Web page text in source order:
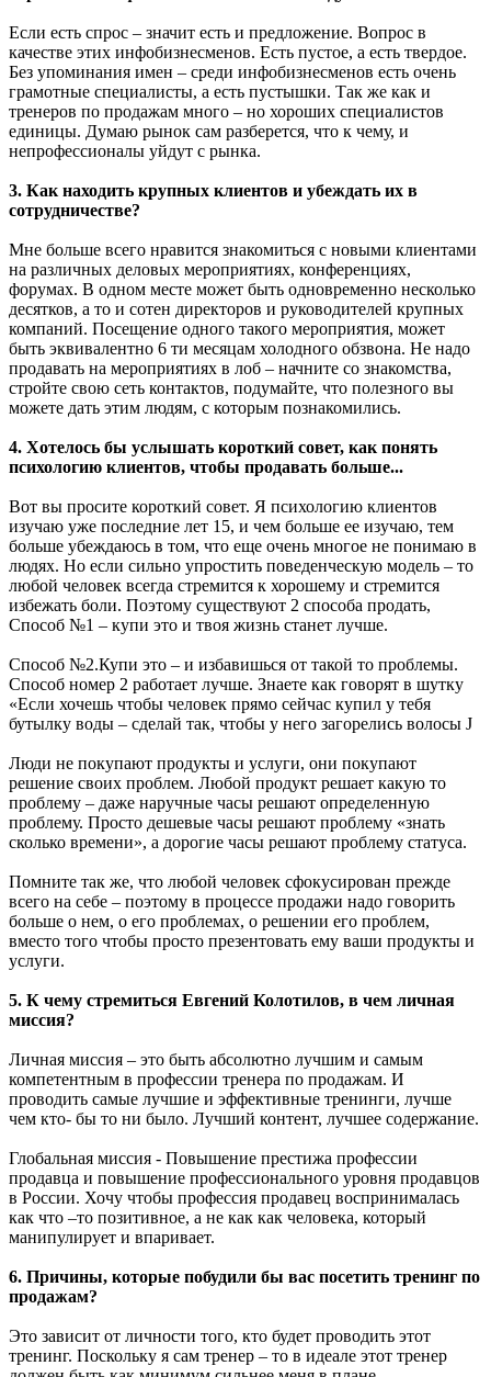
Если есть спрос – значит есть и предложение. Вопрос в
качестве этих инфобизнесменов. Есть пустое, а есть твердое.
Без упоминания имен – среди инфобизнесменов есть очень
грамотные специалисты, а есть пустышки. Так же как и
тренеров по продажам много – но хороших специалистов
единицы. Думаю рынок сам разберется, что к чему, и
непрофессионалы уйдут с рынка.
3. Как находить крупных клиентов и убеждать их в
сотрудничестве?
Мне больше всего нравится знакомиться с новыми клиентами
на различных деловых мероприятиях, конференциях,
форумах. В одном месте может быть одновременно несколько
десятков, а то и сотен директоров и руководителей крупных
компаний. Посещение одного такого мероприятия, может
быть эквивалентно 6 ти месяцам холодного обзвона. Не надо
продавать на мероприятиях в лоб – начните со знакомства,
стройте свою сеть контактов, подумайте, что полезного вы
можете дать этим людям, с которым познакомились.
4. Хотелось бы услышать короткий совет, как понять
психологию клиентов, чтобы продавать больше...
Вот вы просите короткий совет. Я психологию клиентов
изучаю уже последние лет 15, и чем больше ее изучаю, тем
больше убеждаюсь в том, что еще очень многое не понимаю в
людях. Но если сильно упростить поведенческую модель – то
любой человек всегда стремится к хорошему и стремится
избежать боли. Поэтому существуют 2 способа продать,
Способ №1 – купи это и твоя жизнь станет лучше.
Способ №2.Купи это – и избавишься от такой то проблемы.
Способ номер 2 работает лучше. Знаете как говорят в шутку
«Если хочешь чтобы человек прямо сейчас купил у тебя
бутылку воды – сделай так, чтобы у него загорелись волосы J
Люди не покупают продукты и услуги, они покупают
решение своих проблем. Любой продукт решает какую то
проблему – даже наручные часы решают определенную
проблему. Просто дешевые часы решают проблему «знать
сколько времени», а дорогие часы решают проблему статуса.
Помните так же, что любой человек сфокусирован прежде
всего на себе – поэтому в процессе продажи надо говорить
больше о нем, о его проблемах, о решении его проблем,
вместо того чтобы просто презентовать ему ваши продукты и
услуги.
5. К чему стремиться Евгений Колотилов, в чем личная
миссия?
Личная миссия – это быть абсолютно лучшим и самым
компетентным в профессии тренера по продажам. И
проводить самые лучшие и эффективные тренинги, лучше
чем кто- бы то ни было. Лучший контент, лучшее содержание.
Глобальная миссия - Повышение престижа профессии
продавца и повышение профессионального уровня продавцов
в России. Хочу чтобы профессия продавец воспринималась
как что –то позитивное, а не как как человека, который
манипулирует и впаривает.
6. Причины, которые побудили бы вас посетить тренинг по
продажам?
Это зависит от личности того, кто будет проводить этот
тренинг. Поскольку я сам тренер – то в идеале этот тренер